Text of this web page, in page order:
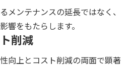
メンテナンスの延長ではなく、
響をもたらします。
削減
向上とコスト削減の両面で顕著